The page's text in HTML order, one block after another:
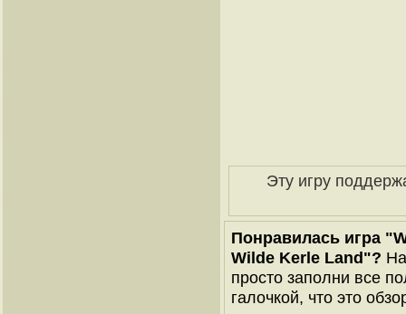
Эту игру
Понравилась игра
Wilde Kerle Land"?
просто заполни все
галочкой, что это